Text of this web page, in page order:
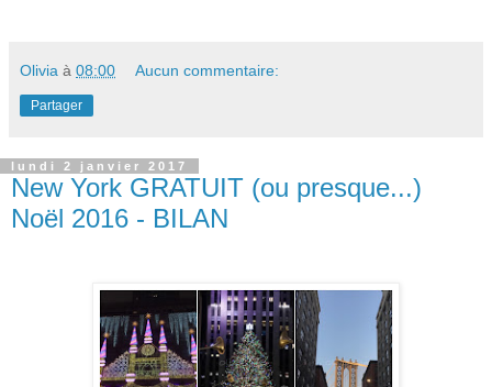
Olivia à 08:00 Aucun commentaire:
Partager
lundi 2 janvier 2017
New York GRATUIT (ou presque...)
Noël 2016 - BILAN